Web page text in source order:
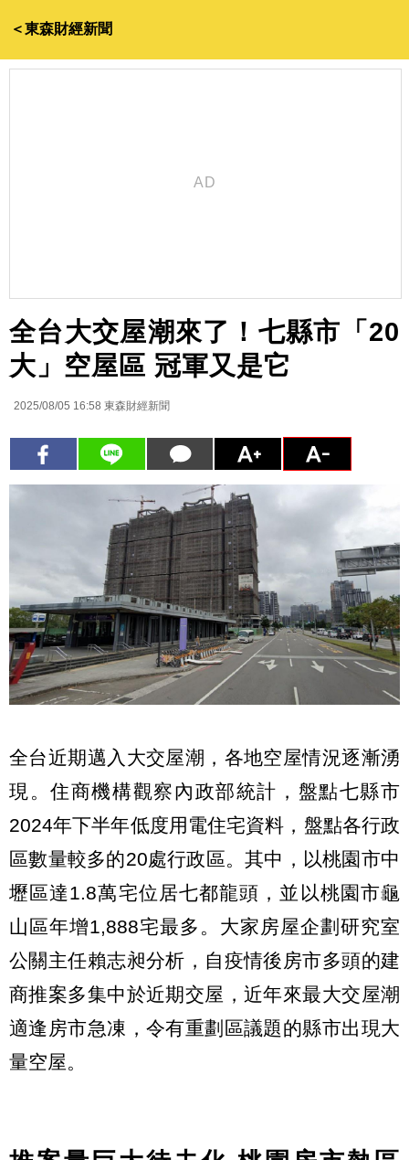
＜東森財經新聞
全台大交屋潮來了！七縣市「20
大」空屋區 冠軍又是它
2025/08/05 16:58 東森財經新聞
全台近期邁入大交屋潮，各地空屋情況逐漸湧
現。住商機構觀察內政部統計，盤點七縣市
2024年下半年低度用電住宅資料，盤點各行政
區數量較多的20處行政區。其中，以桃園市中
壢區達1.8萬宅位居七都龍頭，並以桃園市龜
山區年增1,888宅最多。大家房屋企劃研究室
公關主任賴志昶分析，自疫情後房市多頭的建
商推案多集中於近期交屋，近年來最大交屋潮
適逢房市急凍，令有重劃區議題的縣市出現大
量空屋。